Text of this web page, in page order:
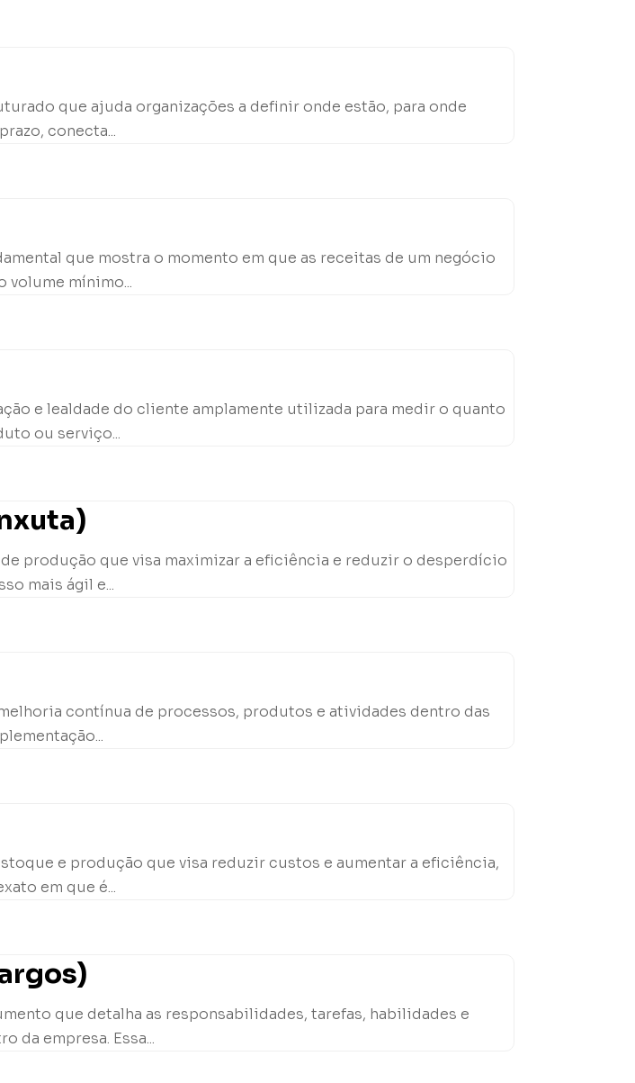
que ajuda organizações a definir onde estão, para onde
conecta...
que mostra o momento em que as receitas de um negócio
volume mínimo...
e lealdade do cliente amplamente utilizada para medir o quanto
ou serviço...
produção que visa maximizar a eficiência e reduzir o desperdício
mais ágil e...
contínua de processos, produtos e atividades dentro das
e produção que visa reduzir custos e aumentar a eficiência,
em que é...
que detalha as responsabilidades, tarefas, habilidades e
da empresa. Essa...